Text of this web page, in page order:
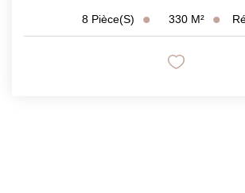
8 Pièce(s) 330 M²